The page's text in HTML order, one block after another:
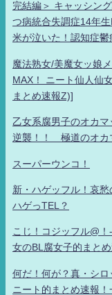
完結編＞ キャッシン
つ病統合失調症14年
米が泣いた！認知症
魔法熟女/美魔女ッ娘
MAX！ ニート仙人仙
まとめ速報Z)]
乙女系腐男子のオカ
逆襲！！ 極道のオカ
スーパーウンコ！
新・ハゲッフル！哀
ハゲっTEL？
こじ！コジッフル@
女のBL腐女子的まと
何だ！何が？真・シ
ニート的まとめ速報！